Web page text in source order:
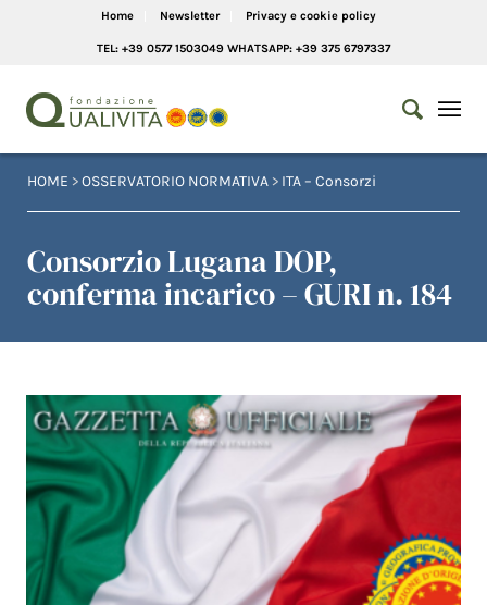
Home Newsletter Privacy e cookie policy
TEL: +39 0577 1503049 WHATSAPP: +39 375 6797337
HOME >OSSERVATORIO NORMATIVA > ITA – Consorzi
Consorzio Lugana DOP,
conferma incarico – GURI n. 184